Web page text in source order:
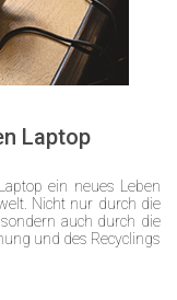
Laptop
ein neues Leben
Nicht nur durch die
auch durch die
und des Recyclings